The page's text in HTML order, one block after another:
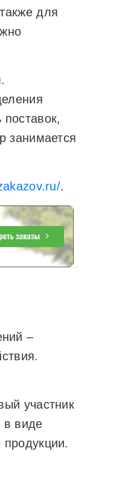
для
занимается
.
–
участник
в виде